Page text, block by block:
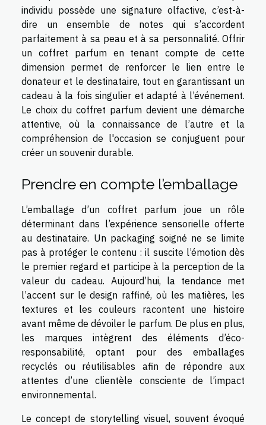
individu possède une signature olfactive, c’est-à-
dire un ensemble de notes qui s’accordent
parfaitement à sa peau et à sa personnalité. Offrir
un coffret parfum en tenant compte de cette
dimension permet de renforcer le lien entre le
donateur et le destinataire, tout en garantissant un
cadeau à la fois singulier et adapté à l’événement.
Le choix du coffret parfum devient une démarche
attentive, où la connaissance de l’autre et la
compréhension de l'occasion se conjuguent pour
créer un souvenir durable.
Prendre en compte l’emballage
L’emballage d’un coffret parfum joue un rôle
déterminant dans l’expérience sensorielle offerte
au destinataire. Un packaging soigné ne se limite
pas à protéger le contenu : il suscite l’émotion dès
le premier regard et participe à la perception de la
valeur du cadeau. Aujourd’hui, la tendance met
l’accent sur le design raffiné, où les matières, les
textures et les couleurs racontent une histoire
avant même de dévoiler le parfum. De plus en plus,
les marques intègrent des éléments d’éco-
responsabilité, optant pour des emballages
recyclés ou réutilisables afin de répondre aux
attentes d’une clientèle consciente de l’impact
environnemental.
Le concept de storytelling visuel, souvent évoqué